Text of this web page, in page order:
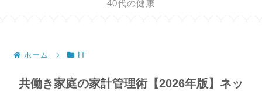
40代の健康
ホーム IT
共働き家庭の家計管理術【2026年版】ネッ